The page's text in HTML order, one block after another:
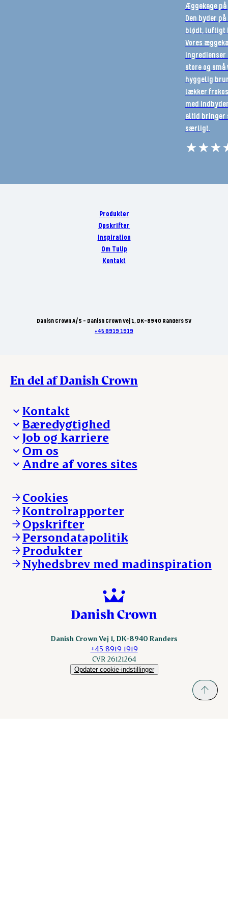
Æggekage
Den byder
blødt, luftigt
Vores
ingredienser
store og
hyggelig
lækker
med
altid bringer
særligt.
Produkter
Opskrifter
Inspiration
Om Tulip
Kontakt
Danish Crown A/S - Danish Crown Vej 1, DK-8940 Randers SV
+45 8919 1919
En del af Danish Crown
Kontakt
Besøg Danish Crown
Presse og nyheder
Reklamationer
Whistleblower
Øvrige henvendelser
Bæredygtighed
Fra jord til bord
Hverdagen
Ansvarlighed og nøgletal
Job og karriere
Arbejd med os
Ledige stillinger
Om os
Hvem er vi
Vores resultater
Vores lokationer
Kontakt
Andre af vores sites
Andelsejere - kreatur
Danishcrownprofessional.com
DAT-Schaub.com
ESS-FOOD.com
Fonden Dansk Gastronomi
KLS.se
nordicspoor.com
Scanhide.dk
Cookies
Kontrolrapporter
Opskrifter
Persondatapolitik
Produkter
Nyhedsbrev med madinspiration
Danish Crown Vej 1, DK-8940 Randers
+45 8919 1919
CVR 26121264
Opdater cookie-indstillinger